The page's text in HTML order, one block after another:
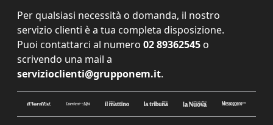
Per qualsiasi necessità o domanda, il nostro
servizio clienti è a tua completa disposizione.
Puoi contattarci al numero 02 89362545 o
scrivendo una mail a
servizioclienti@grupponem.it.